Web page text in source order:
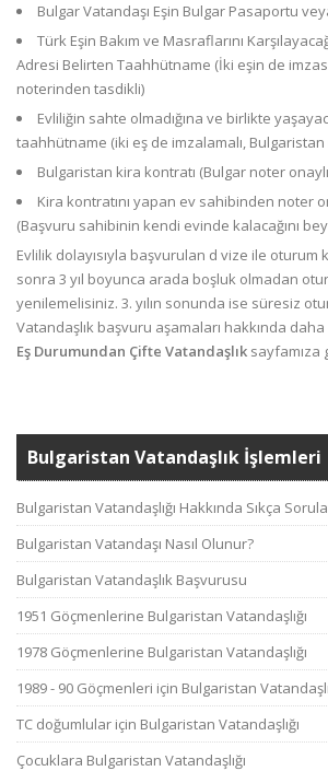
Bulgar Vatandaşı Eşin Bulgar Pasaportu
Türk Eşin Bakım ve Masraflarını
Adresi Belirten Taahhütname (İki eşin de
noterinden tasdikli)
Evliliğin sahte olmadığına ve birlikte
taahhütname (iki eş de imzalamalı, Bulgaristan
Bulgaristan kira kontratı (Bulgar noter
Kira kontratını yapan ev sahibinden noter
(Başvuru sahibinin kendi evinde kalacağını
Evlilik dolayısıyla başvurulan d vize ile oturum
sonra 3 yıl boyunca arada boşluk olmadan
yenilemelisiniz. 3. yılın sonunda ise süresiz
Vatandaşlık başvuru aşamaları hakkında
Eş Durumundan Çifte Vatandaşlık sayfamıza
Bulgaristan Vatandaşlık İşlemleri
Bulgaristan Vatandaşlığı Hakkında Sıkça
Bulgaristan Vatandaşı Nasıl Olunur?
Bulgaristan Vatandaşlık Başvurusu
1951 Göçmenlerine Bulgaristan Vatandaşlığı
1978 Göçmenlerine Bulgaristan Vatandaşlığı
1989 - 90 Göçmenleri için Bulgaristan
TC doğumlular için Bulgaristan Vatandaşlığı
Çocuklara Bulgaristan Vatandaşlığı